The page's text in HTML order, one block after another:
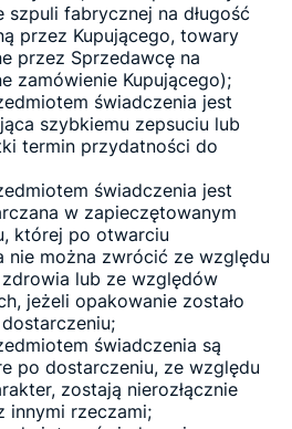
szpuli fabrycznej na długość
przez Kupującego, towary
przez Sprzedawcę na
zamówienie Kupującego);
świadczenia jest
szybkiemu zepsuciu lub
termin przydatności do
świadczenia jest
w zapieczętowanym
której po otwarciu
nie można zwrócić ze względu
lub ze względów
jeżeli opakowanie zostało
świadczenia są
po dostarczeniu, ze względu
zostają nierozłącznie
innymi rzeczami;